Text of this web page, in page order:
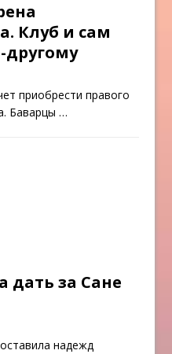
Клуб и сам
другому
приобрести правого
Баварцы…
дать за Сане
надежд